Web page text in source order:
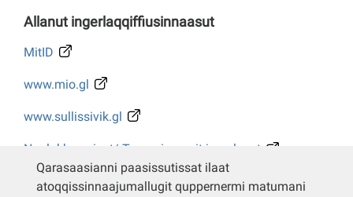
Allanut ingerlaqqiffiusinnaasut
MitID
www.mio.gl
www.sullissivik.gl
Naalakkersuisut/ Tusarniaanerit ingerlasut
Whistleblower
Qarasaasianni paasissutissat ilaat
atoqqissinnaajumallugit quppernermi matumani